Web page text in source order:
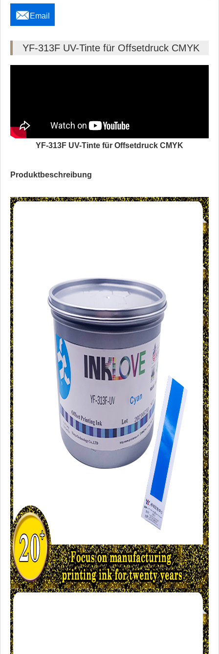
 Email
YF-313F UV-Tinte für Offsetdruck CMYK
YF-313F UV-Tinte für Offsetdruck CMYK
Produktbeschreibung